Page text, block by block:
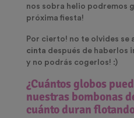
nos sobra helio podremos
próxima fiesta!
Por cierto! no te olvides se
cinta después de haberlos
y no podrás cogerlos! :)
¿Cuántos globos
nuestras bombonas
cuánto duran